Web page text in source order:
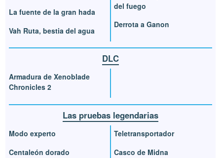
La fuente de la gran hada
Vah Ruta, bestia del agua
del fuego
Derrota a Ganon
DLC
Armadura de Xenoblade
Chronicles 2
Las pruebas legendarias
Modo experto
Centaleón dorado
Teletransportador
Casco de Midna